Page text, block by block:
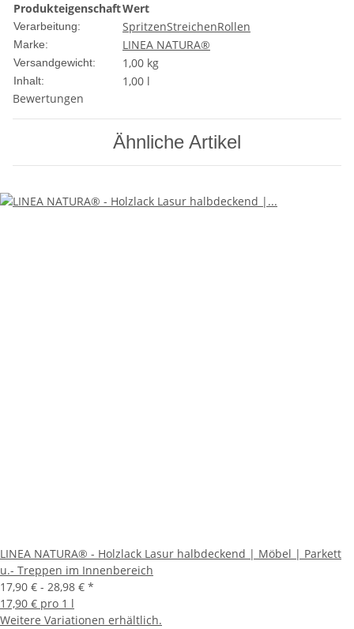
ProdukteigenschaftWert
Verarbeitung: SpritzenStreichenRollen
Marke: LINEA NATURA®
Versandgewicht: 1,00 kg
Inhalt:
1,00 l
Bewertungen
Ähnliche Artikel
LINEA NATURA® - Holzlack Lasur halbdeckend | Möbel | Parkett
u.- Treppen im Innenbereich
17,90 € - 28,98 € *
17,90 € pro 1 l
Weitere Variationen erhältlich.